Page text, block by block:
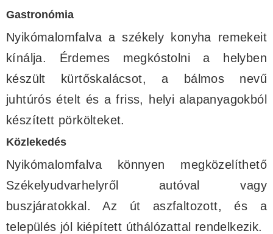
Gastronómia
Nyikómalomfalva a székely konyha remekeit
kínálja. Érdemes megkóstolni a helyben
készült kürtőskalácsot, a bálmos nevű
juhtúrós ételt és a friss, helyi alapanyagokból
készített pörkölteket.
Közlekedés
Nyikómalomfalva könnyen megközelíthető
Székelyudvarhelyről autóval vagy
buszjáratokkal. Az út aszfaltozott, és a
település jól kiépített úthálózattal rendelkezik.